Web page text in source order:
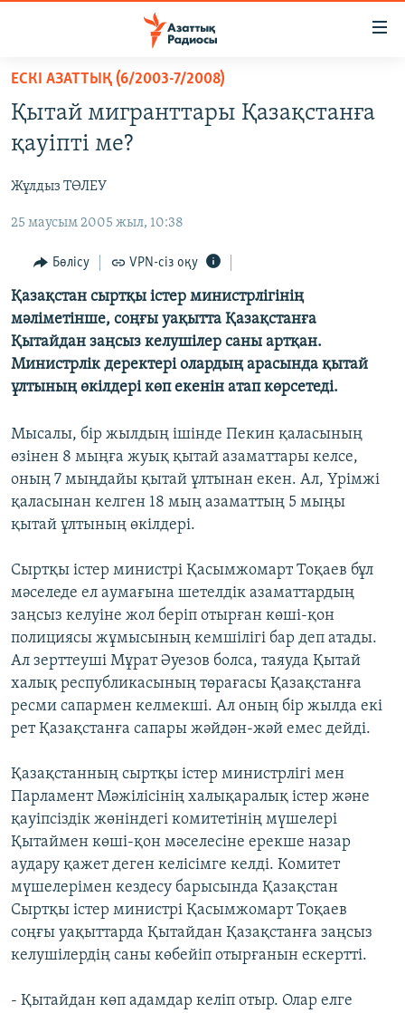
Skip
main
content
to
Navigation
Search
САЯСАТ
AZATTYQTV
ҚАҢТАР ОҚИҒАСЫ
АДАМ ҚҰҚЫҚТАРЫ
ӘЛЕУМЕТ
ӘЛЕМ
АРНАЙЫ ЖОБАЛАР
Русский
Басқа тілдерде
ЕСКІ АЗАТТЫҚ (6/2003-7/2008)
Қытай мигранттары Қазақстанға
қауіпті ме?
Жұлдыз ТӨЛЕУ
25 маусым 2005 жыл, 10:38
Бөлісу VPN-сіз оқу
Қазақстан сыртқы істер министрлігінің
мәліметінше, соңғы уақытта Қазақстанға
Қытайдан заңсыз келушілер саны артқан.
Министрлік деректері олардың арасында қытай
ұлтының өкілдері көп екенін атап көрсетеді.
Мысалы, бір жылдың ішінде Пекин қаласының
өзінен 8 мыңға жуық қытай азаматтары келсе,
оның 7 мыңдайы қытай ұлтынан екен. Ал, Үрімжі
қаласынан келген 18 мың азаматтың 5 мыңы
қытай ұлтының өкілдері.
Сыртқы істер министрі Қасымжомарт Тоқаев бұл
мәселеде ел аумағына шетелдік азаматтардың
заңсыз келуіне жол беріп отырған көші-қон
полициясы жұмысының кемшілігі бар деп атады.
Ал зерттеуші Мұрат Әуезов болса, таяуда Қытай
халық республикасының төрағасы Қазақстанға
ресми сапармен келмекші. Ал оның бір жылда екі
рет Қазақстанға сапары жәйдән-жәй емес дейді.
Қазақстанның сыртқы істер министрлігі мен
Парламент Мәжілісінің халықаралық істер және
қауіпсіздік жөніндегі комитетінің мүшелері
Қытаймен көші-қон мәселесіне ерекше назар
аудару қажет деген келісімге келді. Комитет
мүшелерімен кездесу барысында Қазақстан
Сыртқы істер министрі Қасымжомарт Тоқаев
соңғы уақыттарда Қытайдан Қазақстанға заңсыз
келушілердің саны көбейіп отырғанын ескертті.
- Қытайдан көп адамдар келіп отыр. Олар елге